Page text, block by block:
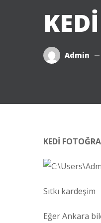
KEDİ
Admin
KEDİ
Sıtkı kardeşim
Eğer Ankara